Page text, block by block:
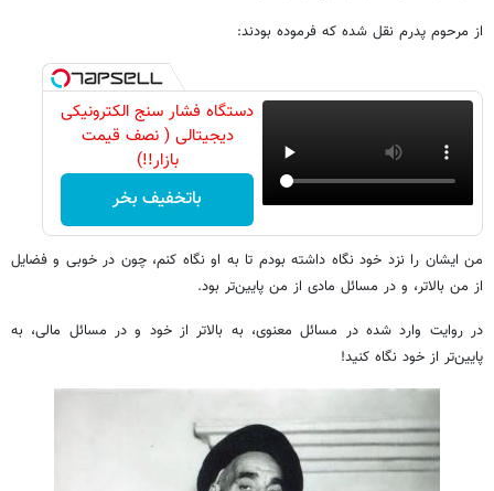
از مرحوم پدرم نقل شده که فرموده بودند:
دستگاه فشار سنج الکترونیکی
دیجیتالی ( نصف قیمت
بازار!!)
باتخفیف بخر
من ایشان را نزد خود نگاه داشته بودم تا به او نگاه کنم، چون در خوبی و فضایل
از من بالاتر، و در مسائل مادی از من پایین‌تر بود.
در روایت وارد شده در مسائل معنوی، به بالاتر از خود و در مسائل مالی، به
پایین‌تر از خود نگاه کنید!